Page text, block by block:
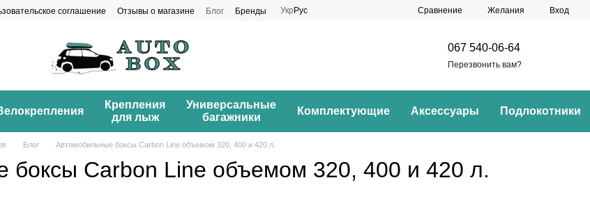
соглашение Отзывы о магазине Блог Бренды Укр Рус Сравнение Желания Вход
067 540-06-64
Перезвонить вам?
Крепления
для лыж
Универсальные
багажники
Комплектующие Аксессуары Подлокотники
Блог Автомобильные боксы Carbon Line объемом 320, 400 и 420 л.
боксы Carbon Line объемом 320, 400 и 420 л.